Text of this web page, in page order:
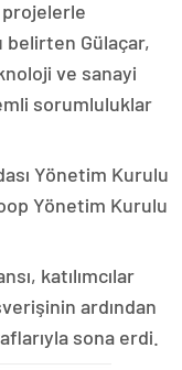
projelerle
belirten Gülaçar,
ve sanayi
sorumluluklar
Yönetim Kurulu
Yönetim Kurulu
katılımcılar
ardından
sona erdi.